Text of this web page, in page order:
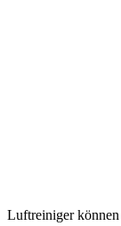
Luftreiniger können